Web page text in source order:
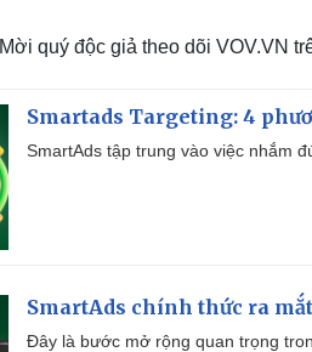
Mời quý độc giả theo dõi VOV.VN
Smartads Targeting: 4
SmartAds tập trung vào việc nhắm
SmartAds chính thức ra
Đây là bước mở rộng quan trọng